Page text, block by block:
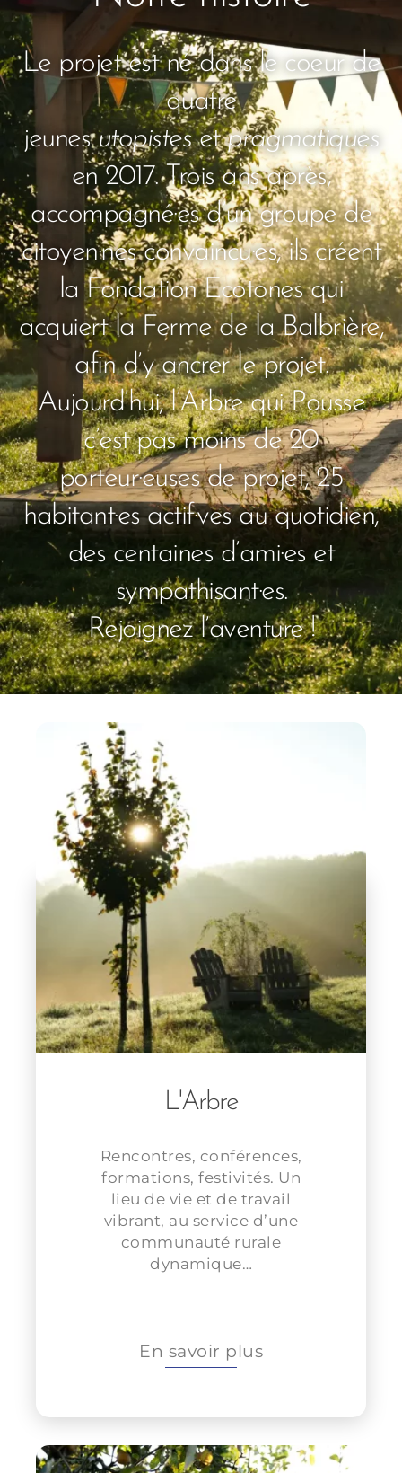
Le projet est né dans le coeur de
quatre
jeunesutopistesetpragmatiques
en 2017. Trois ans après,
accompagné·es d’un groupe de
citoyen·nes convaincu·es, ils créent
la Fondation Ecotones qui
acquiert la Ferme de la Balbrière,
afin d’y ancrer le projet.
Aujourd’hui, l’Arbre qui Pousse
c’est pas moins de 20
porteur·euses de projet, 25
habitant·es actif·ves au quotidien,
des centaines d’ami·es et
sympathisant·es.
Rejoignez l’aventure !
L'Arbre
Rencontres, conférences,
formations, festivités. Un
lieu de vie et de travail
vibrant, au service d’une
communauté rurale
dynamique…
En savoir plus